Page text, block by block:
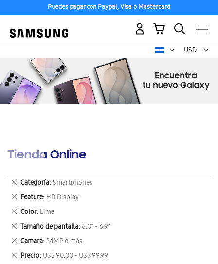
Puedes pagar con Paypal, Visa o Mastercard
USD -
dólar
Mi carrito
Tienda Online
Categoría Smartphones
Eliminar
este
artículo
Feature HD Display
Eliminar
este
artículo
Color Lima
Eliminar
este
artículo
Tamaño de pantalla 6.0" - 6.9"
Eliminar
este
artículo
Camara 24MP o más
Eliminar
este
artículo
Precio US$ 90.00 - US$ 99.99
Eliminar